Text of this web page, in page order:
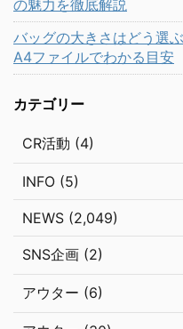
の魅力を徹底解説
バッグの大きさはどう選
A4ファイルでわかる目安
カテゴリー
CR活動 (4)
INFO (5)
NEWS (2,049)
SNS企画 (2)
アウター (6)